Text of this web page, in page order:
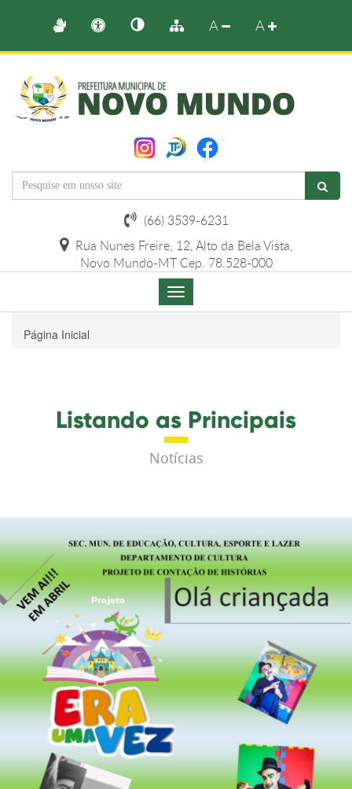
A A
(66) 3539-6231
Rua Nunes Freire, 12, Alto da Bela Vista,
Novo Mundo-MT Cep. 78.528-000
Menu
de
Página Inicial
Listando as Principais
Notícias